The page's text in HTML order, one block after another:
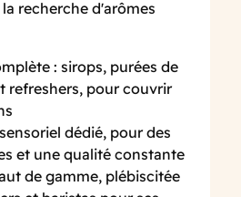
recherche d'arômes
: sirops, purées de
refreshers, pour couvrir
dédié, pour des
et une qualité constante
de gamme, plébiscitée